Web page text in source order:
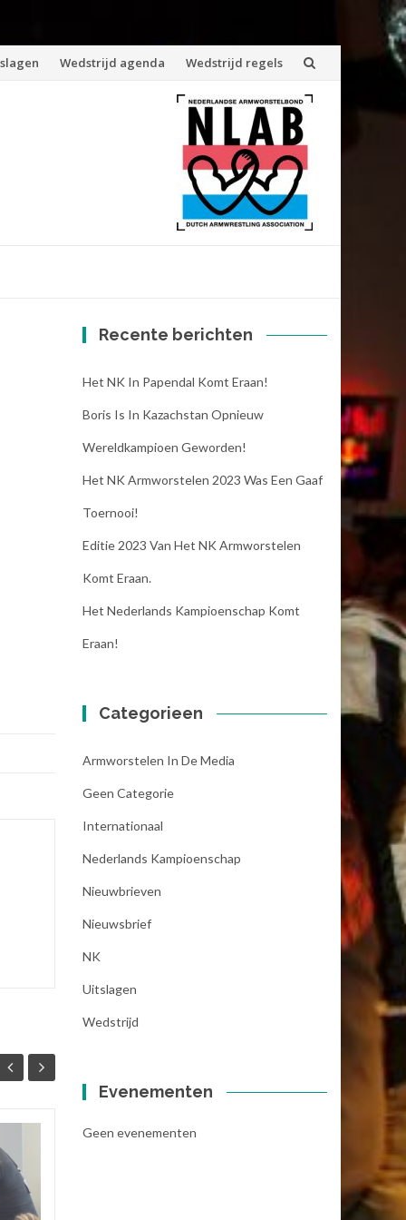
Wedstrijd agenda Wedstrijd regels
MEI
Recente berichten
Het NK In Papendal Komt Eraan!
Boris Is In Kazachstan Opnieuw
Wereldkampioen Geworden!
Het NK Armworstelen 2023 Was Een Gaaf
Toernooi!
Editie 2023 Van Het NK Armworstelen
Komt Eraan.
Het Nederlands Kampioenschap Komt
Eraan!
Categorieen
Armworstelen In De Media
Geen Categorie
Internationaal
Nederlands Kampioenschap
Nieuwbrieven
Nieuwsbrief
NK
Uitslagen
Wedstrijd
Evenementen
Geen evenementen